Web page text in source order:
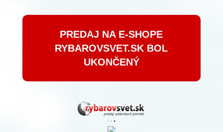
PREDAJ NA E-SHOPE
RYBAROVSVET.SK BOL
UKONČENÝ